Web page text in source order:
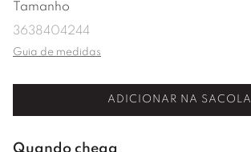
Tamanho
3638404244
Guia de medidas
ADICIONAR NA SACOLA